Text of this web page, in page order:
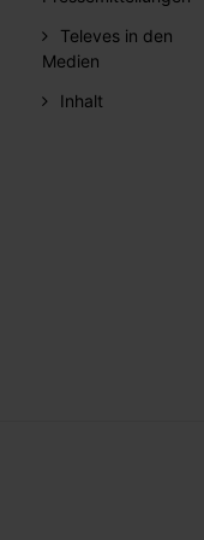
Televes in den
Medien
Inhalt